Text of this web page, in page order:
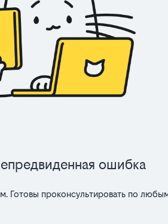
ошибка
Готовы проконсультировать по